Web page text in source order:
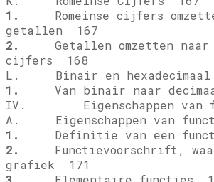
1.
Romeinse cijfers
getallen 167
2.
Getallen omzetten naar
cijfers 168
L. Binair en hexadecimaal
1.
Van binair naar
IV. Eigenschappen van
A. Eigenschappen van
1.
Definitie van een
2.
Functievoorschrift,
grafiek 171